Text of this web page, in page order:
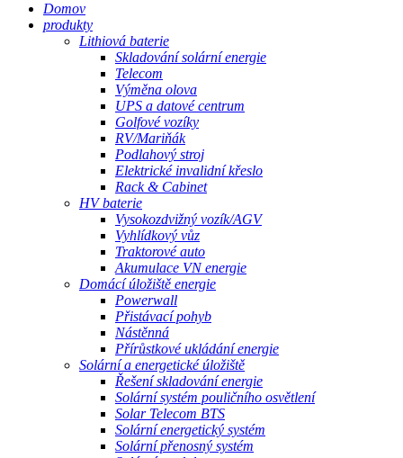
Domov
produkty
Lithiová baterie
Skladování solární energie
Telecom
Výměna olova
UPS a datové centrum
Golfové vozíky
RV/Mariňák
Podlahový stroj
Elektrické invalidní křeslo
Rack & Cabinet
HV baterie
Vysokozdvižný vozík/AGV
Vyhlídkový vůz
Traktorové auto
Akumulace VN energie
Domácí úložiště energie
Powerwall
Přistávací pohyb
Nástěnná
Přírůstkové ukládání energie
Solární a energetické úložiště
Řešení skladování energie
Solární systém pouličního osvětlení
Solar Telecom BTS
Solární energetický systém
Solární přenosný systém